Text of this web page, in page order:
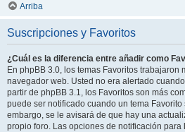
Arriba
Suscripciones y Favoritos
¿Cuál es la diferencia entre añadir como
En phpBB 3.0, los temas Favoritos trabajaron
navegador web. Usted no era alertado
partir de phpBB 3.1, los Favoritos son más
puede ser notificado cuando un tema Favorito
embargo, se le avisará de que hay una
propio foro. Las opciones de notificación